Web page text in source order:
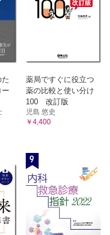
薬局ですぐに役立つ
薬の比較と使い分け
100 改訂版
児島 悠史
￥4,400
9